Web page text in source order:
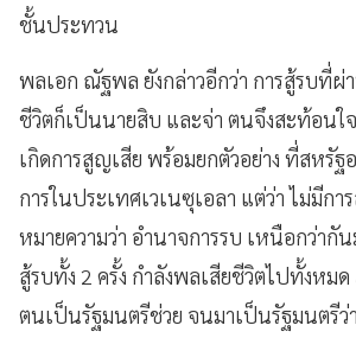
ชั้นประทวน
พลเอก ณัฐพล ยังกล่าวอีกว่า การสู้รบที่ผ่
ชีวิตก็เป็นนายสิบ และจ่า ตนจึงสะท้อนใ
เกิดการสูญเสีย พร้อมยกตัวอย่าง ที่สหรัฐ
การในประเทศเวเนซุเอลา แต่ว่า ไม่มีกา
หมายความว่า อำนาจการรบ เหนือกว่ากั
สู้รบทั้ง 2 ครั้ง กำลังพลเสียชีวิตไปทั้งหม
ตนเป็นรัฐมนตรีช่วย จนมาเป็นรัฐมนตรีว่